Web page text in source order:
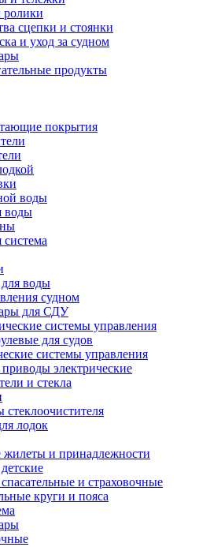
сцепки и стоянки
и уход за судном
продукты
покрытия
воды
воды
воды
судном
для СДУ
системы управления
для судов
системы управления
электрические
и стекла
лодок
жилеты и принадлежности
и страховочные
круги и пояса